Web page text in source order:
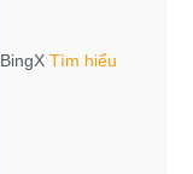
BingX Tìm hiểu